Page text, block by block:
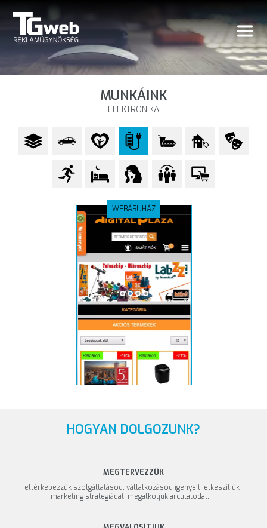
MUNKÁINK
ELEKTRONIKA
WEBÁRUHÁZ
HOGYAN DOLGOZUNK?
MEGTERVEZZÜK
Feltérképezzük szolgáltatásod, vállalkozásod igényeit, elkészítjük
marketing stratégiádat, megalkotjuk arculatodat.